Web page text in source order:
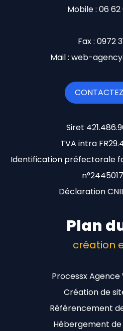
Mobile : 06
Fax : 0972
Mail : web-
Siret
TVA intra
Identification préfectorale
Déclaration
Plan
création
Processx
Création de
Référencement
Hébergement